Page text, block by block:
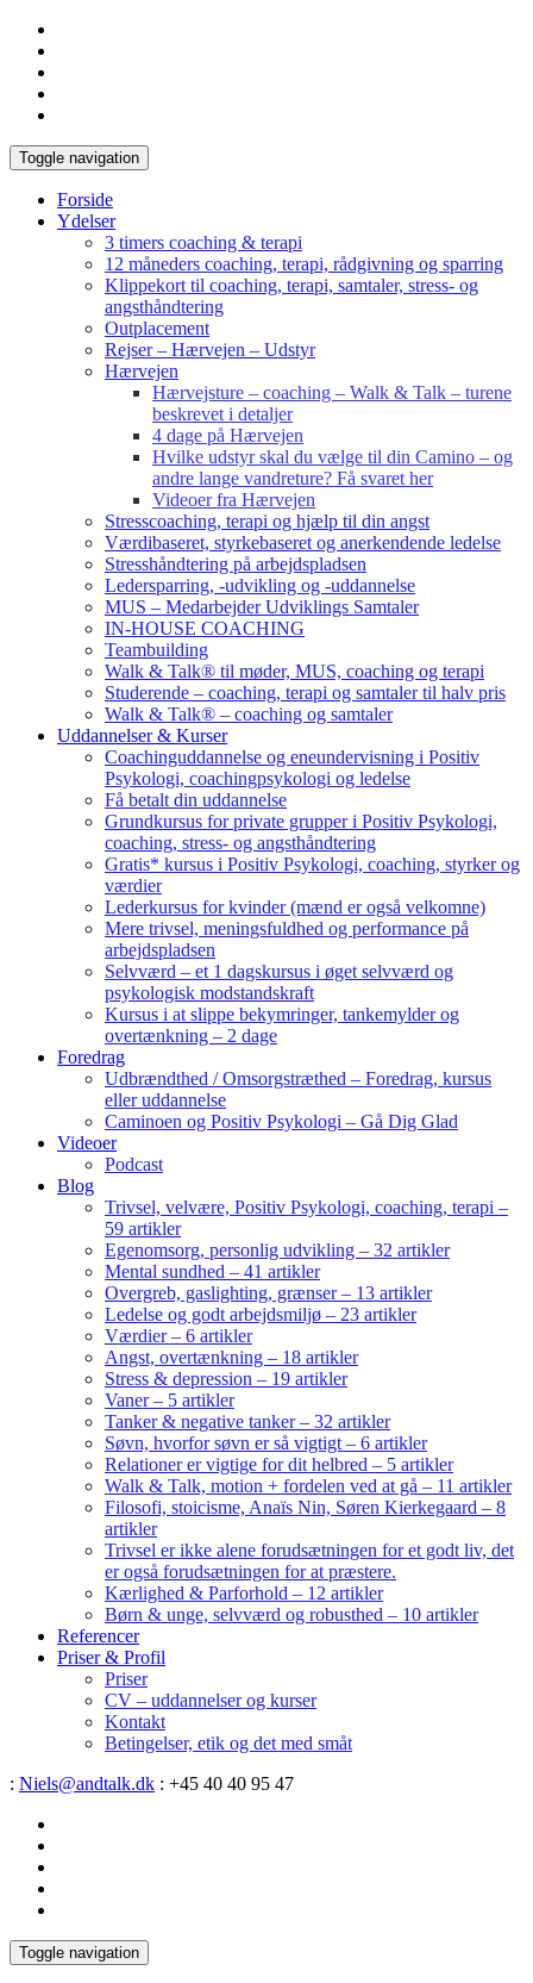
Toggle navigation
Forside
Ydelser
3 timers coaching & terapi
12 måneders coaching, terapi, rådgivning og sparring
Klippekort til coaching, terapi, samtaler, stress- og
angsthåndtering
Outplacement
Rejser – Hærvejen – Udstyr
Hærvejen
Hærvejsture – coaching – Walk & Talk – turene
beskrevet i detaljer
4 dage på Hærvejen
Hvilke udstyr skal du vælge til din Camino – og
andre lange vandreture? Få svaret her
Videoer fra Hærvejen
Stresscoaching, terapi og hjælp til din angst
Værdibaseret, styrkebaseret og anerkendende ledelse
Stresshåndtering på arbejdspladsen
Ledersparring, -udvikling og -uddannelse
MUS – Medarbejder Udviklings Samtaler
IN-HOUSE COACHING
Teambuilding
Walk & Talk® til møder, MUS, coaching og terapi
Studerende – coaching, terapi og samtaler til halv pris
Walk & Talk® – coaching og samtaler
Uddannelser & Kurser
Coachinguddannelse og eneundervisning i Positiv
Psykologi, coachingpsykologi og ledelse
Få betalt din uddannelse
Grundkursus for private grupper i Positiv Psykologi,
coaching, stress- og angsthåndtering
Gratis* kursus i Positiv Psykologi, coaching, styrker og
værdier
Lederkursus for kvinder (mænd er også velkomne)
Mere trivsel, meningsfuldhed og performance på
arbejdspladsen
Selvværd – et 1 dagskursus i øget selvværd og
psykologisk modstandskraft
Kursus i at slippe bekymringer, tankemylder og
overtænkning – 2 dage
Foredrag
Udbrændthed / Omsorgstræthed – Foredrag, kursus
eller uddannelse
Caminoen og Positiv Psykologi – Gå Dig Glad
Videoer
Podcast
Blog
Trivsel, velvære, Positiv Psykologi, coaching, terapi –
59 artikler
Egenomsorg, personlig udvikling – 32 artikler
Mental sundhed – 41 artikler
Overgreb, gaslighting, grænser – 13 artikler
Ledelse og godt arbejdsmiljø – 23 artikler
Værdier – 6 artikler
Angst, overtænkning – 18 artikler
Stress & depression – 19 artikler
Vaner – 5 artikler
Tanker & negative tanker – 32 artikler
Søvn, hvorfor søvn er så vigtigt – 6 artikler
Relationer er vigtige for dit helbred – 5 artikler
Walk & Talk, motion + fordelen ved at gå – 11 artikler
Filosofi, stoicisme, Anaïs Nin, Søren Kierkegaard – 8
artikler
Trivsel er ikke alene forudsætningen for et godt liv, det
er også forudsætningen for at præstere.
Kærlighed & Parforhold – 12 artikler
Børn & unge, selvværd og robusthed – 10 artikler
Referencer
Priser & Profil
Priser
CV – uddannelser og kurser
Kontakt
Betingelser, etik og det med småt
: Niels@andtalk.dk : +45 40 40 95 47
Toggle navigation